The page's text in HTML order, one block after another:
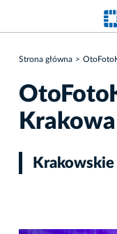
Strona główna
Krakowa